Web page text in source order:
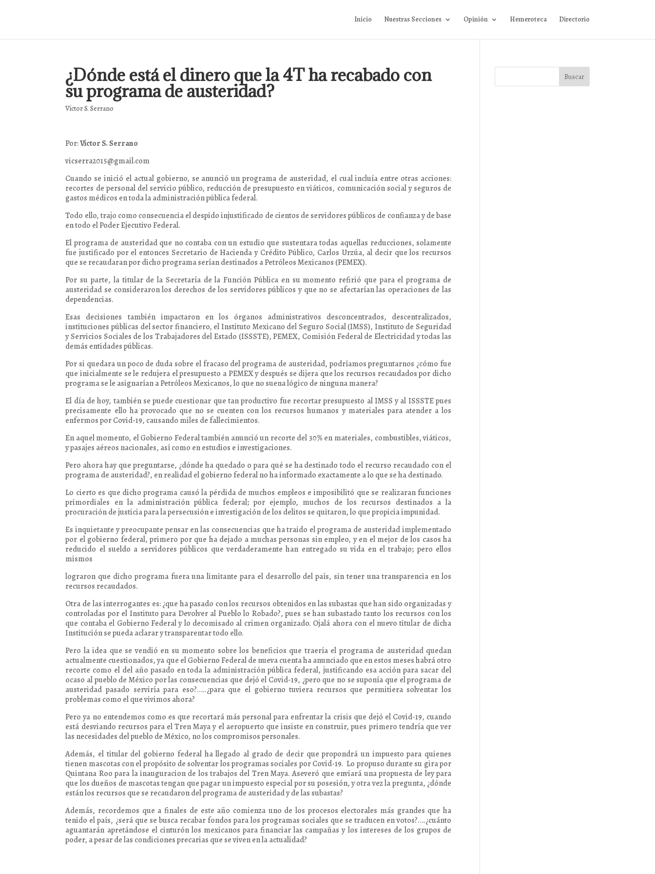
Inicio Nuestras Secciones Opinión Hemeroteca Directorio
¿Dónde está el dinero que la 4T ha recabado con
su programa de austeridad?
Víctor S. Serrano
Por:Víctor S. Serrano
vicserra2015@gmail.com
Cuando se inició el actual gobierno, se anunció un programa de austeridad, el cual incluía entre otras acciones:
recortes de personal del servicio público, reducción de presupuesto en viáticos, comunicación social y seguros de
gastos médicos en toda la administración pública federal.
Todo ello, trajo como consecuencia el despido injustificado de cientos de servidores públicos de confianza y de base
en todo el Poder Ejecutivo Federal.
El programa de austeridad que no contaba con un estudio que sustentara todas aquellas reducciones, solamente
fue justificado por el entonces Secretario de Hacienda y Crédito Público, Carlos Urzúa, al decir que los recursos
que se recaudaran por dicho programa serían destinados a Petróleos Mexicanos (PEMEX).
Por su parte, la titular de la Secretaría de la Función Pública en su momento refirió que para el programa de
austeridad se consideraron los derechos de los servidores públicos y que no se afectarían las operaciones de las
dependencias.
Esas decisiones también impactaron en los órganos administrativos desconcentrados, descentralizados,
instituciones públicas del sector financiero, el Instituto Mexicano del Seguro Social (IMSS), Instituto de Seguridad
y Servicios Sociales de los Trabajadores del Estado (ISSSTE), PEMEX, Comisión Federal de Electricidad y todas las
demás entidades públicas.
Por si quedara un poco de duda sobre el fracaso del programa de austeridad, podríamos preguntarnos ¿cómo fue
que inicialmente se le redujera el presupuesto a PEMEX y después se dijera que los recursos recaudados por dicho
programa se le asignarían a Petróleos Mexicanos, lo que no suena lógico de ninguna manera?
El día de hoy, también se puede cuestionar que tan productivo fue recortar presupuesto al IMSS y al ISSSTE pues
precisamente ello ha provocado que no se cuenten con los recursos humanos y materiales para atender a los
enfermos por Covid-19, causando miles de fallecimientos.
En aquel momento, el Gobierno Federal también anunció un recorte del 30% en materiales, combustibles, viáticos,
y pasajes aéreos nacionales, así como en estudios e investigaciones.
Pero ahora hay que preguntarse, ¿dónde ha quedado o para qué se ha destinado todo el recurso recaudado con el
programa de austeridad?, en realidad el gobierno federal no ha informado exactamente a lo que se ha destinado.
Lo cierto es que dicho programa causó la pérdida de muchos empleos e imposibilitó que se realizaran funciones
primordiales en la administración pública federal; por ejemplo, muchos de los recursos destinados a la
procuración de justicia para la persecusión e investigación de los delitos se quitaron, lo que propicia impunidad.
Es inquietante y preocupante pensar en las consecuencias que ha traido el programa de austeridad implementado
por el gobierno federal, primero por que ha dejado a muchas personas sin empleo, y en el mejor de los casos ha
reducido el sueldo a servidores públicos que verdaderamente han entregado su vida en el trabajo; pero ellos
mismos
lograron que dicho programa fuera una limitante para el desarrollo del país, sin tener una transparencia en los
recursos recaudados.
Otra de las interrogantes es: ¿que ha pasado con los recursos obtenidos en las subastas que han sido organizadas y
controladas por el Instituto para Devolver al Pueblo lo Robado?, pues se han subastado tanto los recursos con los
que contaba el Gobierno Federal y lo decomisado al crimen organizado. Ojalá ahora con el nuevo titular de dicha
Institución se pueda aclarar y transparentar todo ello.
Pero la idea que se vendió en su momento sobre los beneficios que traería el programa de austeridad quedan
actualmente cuestionados, ya que el Gobierno Federal de nueva cuenta ha anunciado que en estos meses habrá otro
recorte como el del año pasado en toda la administración pública federal, justificando esa acción para sacar del
ocaso al pueblo de México por las consecuencias que dejó el Covid-19, ¿pero que no se suponía que el programa de
austeridad pasado serviría para eso?…..¿para que el gobierno tuviera recursos que permitiera solventar los
problemas como el que vivimos ahora?
Pero ya no entendemos como es que recortará más personal para enfrentar la crisis que dejó el Covid-19, cuando
está desviando recursos para el Tren Maya y el aeropuerto que insiste en construir, pues primero tendría que ver
las necesidades del pueblo de México, no los compromisos personales.
Además, el titular del gobierno federal ha llegado al grado de decir que propondrá un impuesto para quienes
tienen mascotas con el propósito de solventar los programas sociales por Covid-19. Lo propuso durante su gira por
Quintana Roo para la inauguracion de los trabajos del Tren Maya. Aseveró que enviará una propuesta de ley para
que los dueños de mascotas tengan que pagar un impuesto especial por su posesión, y otra vez la pregunta, ¿dónde
están los recursos que se recaudaron del programa de austeridad y de las subastas?
Además, recordemos que a finales de este año comienza uno de los procesos electorales más grandes que ha
tenido el país, ¿será que se busca recabar fondos para los programas sociales que se traducen en votos?….¿cuánto
aguantarán apretándose el cinturón los mexicanos para financiar las campañas y los intereses de los grupos de
poder, a pesar de las condiciones precarias que se viven en la actualidad?